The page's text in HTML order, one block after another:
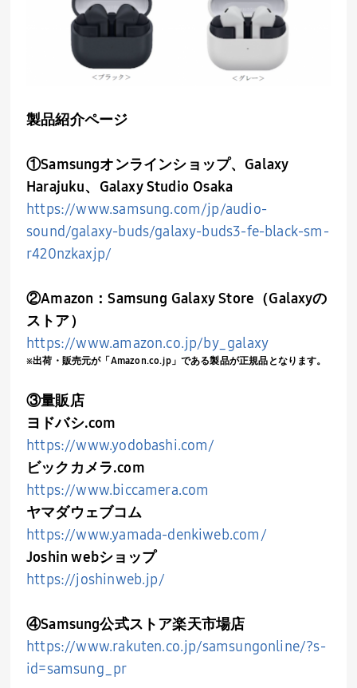
製品紹介ページ
①Samsungオンラインショップ、Galaxy
Harajuku、Galaxy Studio Osaka
https://www.samsung.com/jp/audio-
sound/galaxy-buds/galaxy-buds3-fe-black-sm-
r420nzkaxjp/
②Amazon：Samsung Galaxy Store（Galaxyの
ストア）
https://www.amazon.co.jp/by_galaxy
※出荷・販売元が「Amazon.co.jp」である製品が正規品となります。
③量販店
ヨドバシ.com
https://www.yodobashi.com/
ビックカメラ.com
https://www.biccamera.com
ヤマダウェブコム
https://www.yamada-denkiweb.com/
Joshin webショップ
https://joshinweb.jp/
④Samsung公式ストア楽天市場店
https://www.rakuten.co.jp/samsungonline/?s-
id=samsung_pr